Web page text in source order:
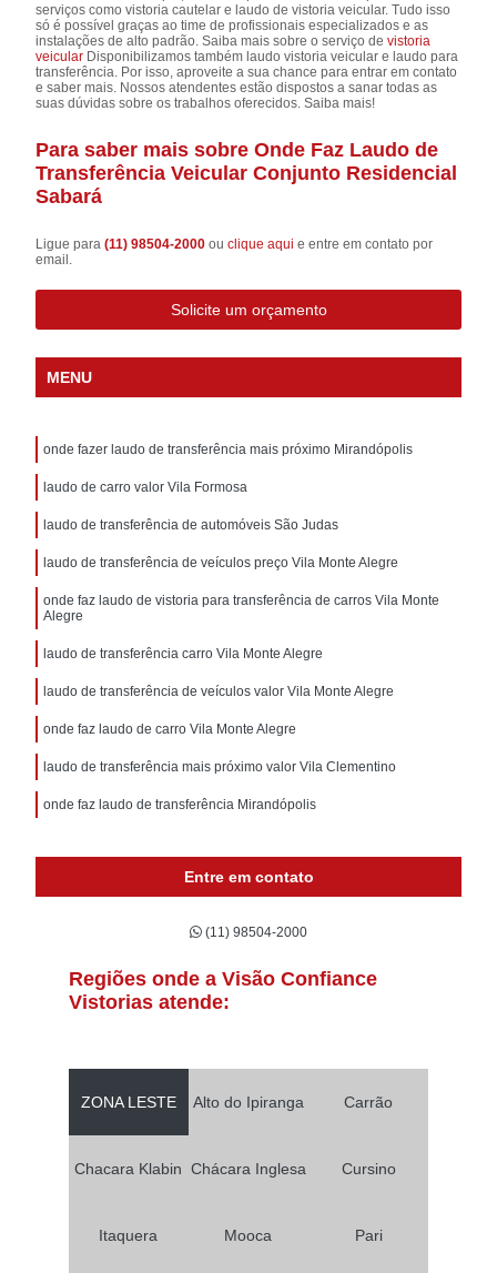
serviços como vistoria cautelar e laudo de vistoria veicular. Tudo isso
só é possível graças ao time de profissionais especializados e as
instalações de alto padrão. Saiba mais sobre o serviço devistoria
veicular Disponibilizamos também laudo vistoria veicular e laudo para
transferência. Por isso, aproveite a sua chance para entrar em contato
e saber mais. Nossos atendentes estão dispostos a sanar todas as
suas dúvidas sobre os trabalhos oferecidos. Saiba mais!
Para saber mais sobre Onde Faz Laudo de
Transferência Veicular Conjunto Residencial
Sabará
Ligue para(11) 98504-2000ouclique aqui e entre em contato por
email.
Solicite um orçamento
MENU
onde fazer laudo de transferência mais próximo Mirandópolis
laudo de carro valor Vila Formosa
laudo de transferência de automóveis São Judas
laudo de transferência de veículos preço Vila Monte Alegre
onde faz laudo de vistoria para transferência de carros Vila Monte
Alegre
laudo de transferência carro Vila Monte Alegre
laudo de transferência de veículos valor Vila Monte Alegre
onde faz laudo de carro Vila Monte Alegre
laudo de transferência mais próximo valor Vila Clementino
onde faz laudo de transferência Mirandópolis
Entre em contato
(11) 98504-2000
Regiões onde a Visão Confiance
Vistorias atende:
ZONA LESTE Alto do Ipiranga Carrão
Chacara Klabin Chácara Inglesa Cursino
Itaquera Mooca Pari